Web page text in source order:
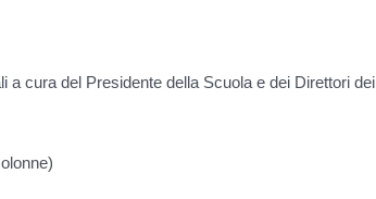
a cura del Presidente della Scuola e dei Direttori dei